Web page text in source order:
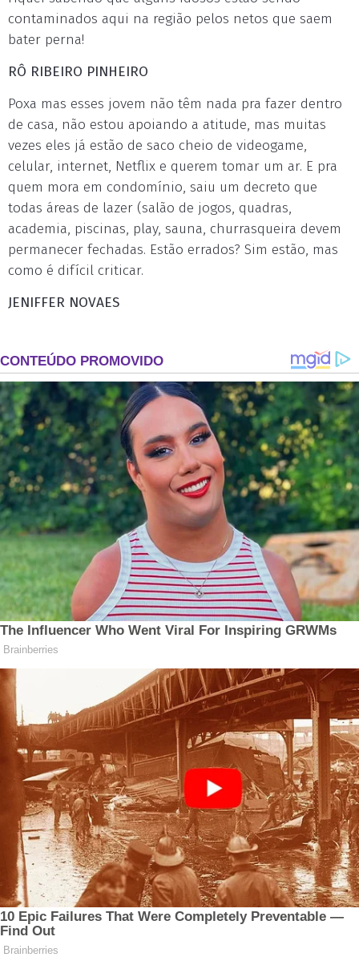
contaminados aqui na região pelos netos que saem
bater perna!
RÔ RIBEIRO PINHEIRO
Poxa mas esses jovem não têm nada pra fazer dentro
de casa, não estou apoiando a atitude, mas muitas
vezes eles já estão de saco cheio de videogame,
celular, internet, Netflix e querem tomar um ar. E pra
quem mora em condomínio, saiu um decreto que
todas áreas de lazer (salão de jogos, quadras,
academia, piscinas, play, sauna, churrasqueira devem
permanecer fechadas. Estão errados? Sim estão, mas
como é difícil criticar.
JENIFFER NOVAES